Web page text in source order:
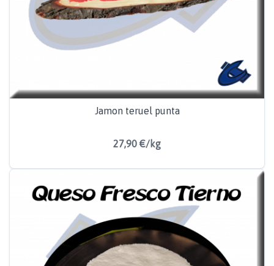
Jamon teruel punta
27,90 €/kg